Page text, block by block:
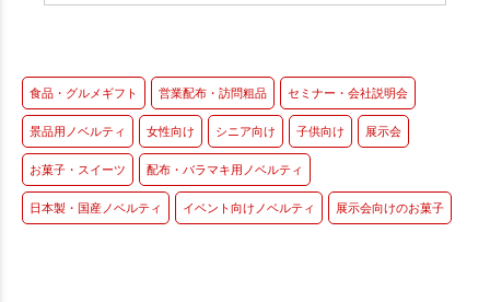
食品・グルメギフト 営業配布・訪問粗品 セミナー・会社説明会
景品用ノベルティ 女性向け シニア向け 子供向け 展示会
お菓子・スイーツ 配布・バラマキ用ノベルティ
日本製・国産ノベルティ イベント向けノベルティ 展示会向けのお菓子